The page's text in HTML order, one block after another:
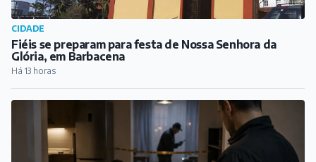
CIDADE
Fiéis se preparam para festa de Nossa Senhora da
Glória, em Barbacena
Há 13 horas